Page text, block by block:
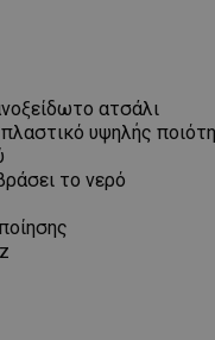
ατσάλι
υψηλής
το νερό